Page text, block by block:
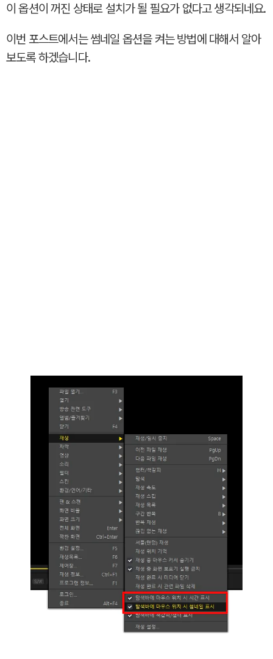
이 옵션이 꺼진 상태로 설치가 될 필요가 없다고 생각되네요.
이번 포스트에서는 썸네일 옵션을 켜는 방법에 대해서 알아
보도록 하겠습니다.